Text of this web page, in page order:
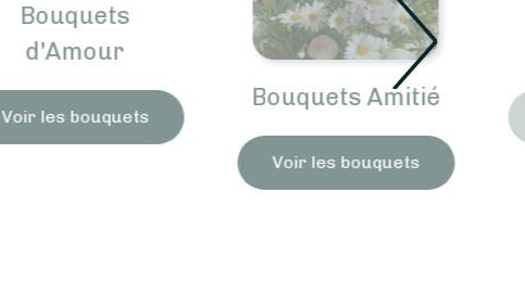
Bouquets
d'Amour
Voir les bouquets
Bouquets Amitié
Voir les bouquets